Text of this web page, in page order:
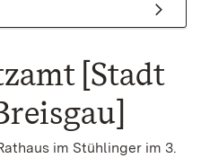
[Stadt
im Stühlinger im 3.